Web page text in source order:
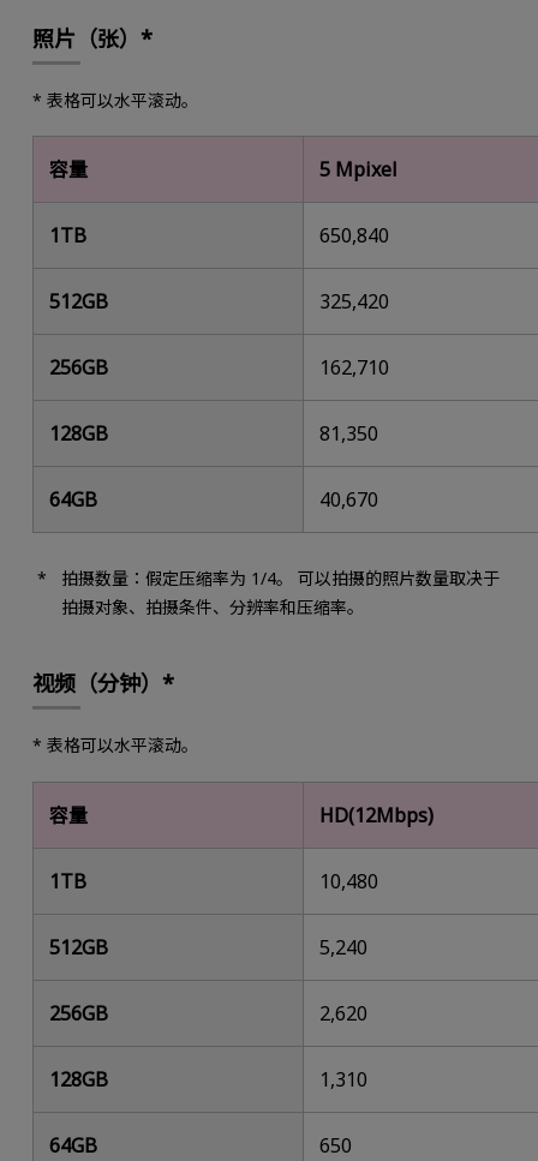
照片（张）*
* 表格可以水平滚动。
容量 5 Mpixel
1TB 650,840
512GB 325,420
256GB 162,710
128GB 81,350
64GB 40,670
拍摄数量：假定压缩率为 1/4。 可以拍摄的照片数量取决于
拍摄对象、拍摄条件、分辨率和压缩率。
视频（分钟）*
* 表格可以水平滚动。
容量 HD(12Mbps)
1TB 10,480
512GB 5,240
256GB 2,620
128GB 1,310
64GB 650